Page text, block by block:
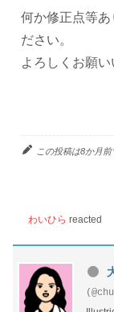
何か修正点等あ
ださい。
よろしくお願い
この投稿は8か月前
わいひら reacted